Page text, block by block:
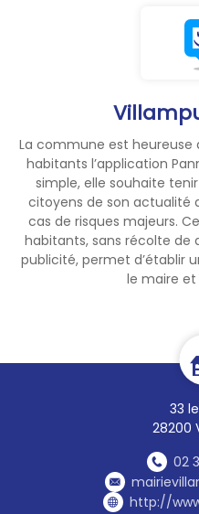
La commune est heureuse
habitants l’application
simple, elle souhaite
citoyens de son actualité
cas de risques majeurs.
habitants, sans récolte de
publicité, permet d’établir
le maire et
33
28200
02
http://